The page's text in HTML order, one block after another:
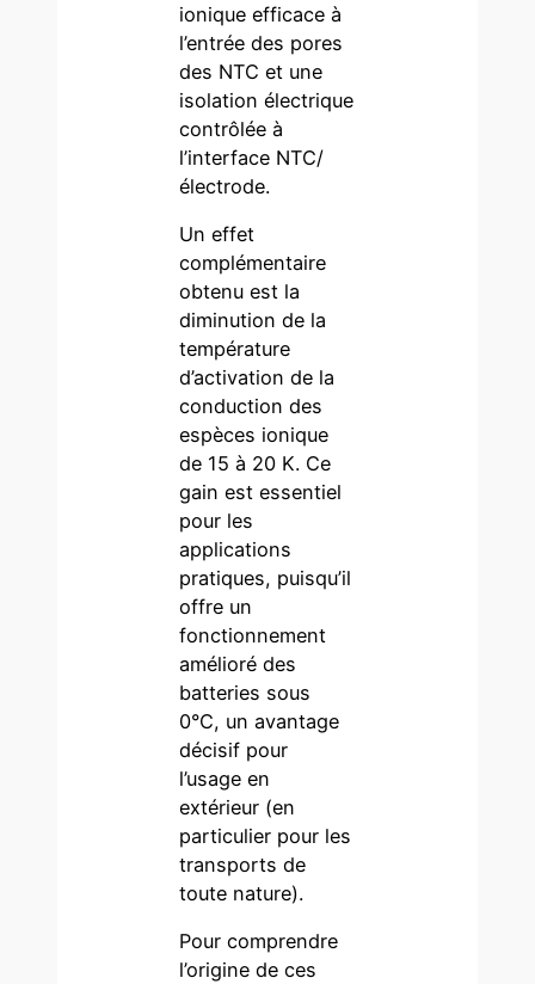
ionique efficace à
l’entrée des pores
des NTC et une
isolation électrique
contrôlée à
l’interface NTC/
électrode.
Un effet
complémentaire
obtenu est la
diminution de la
température
d’activation de la
conduction des
espèces ionique
de 15 à 20 K. Ce
gain est essentiel
pour les
applications
pratiques, puisqu’il
offre un
fonctionnement
amélioré des
batteries sous
0°C, un avantage
décisif pour
l’usage en
extérieur (en
particulier pour les
transports de
toute nature).
Pour comprendre
l’origine de ces